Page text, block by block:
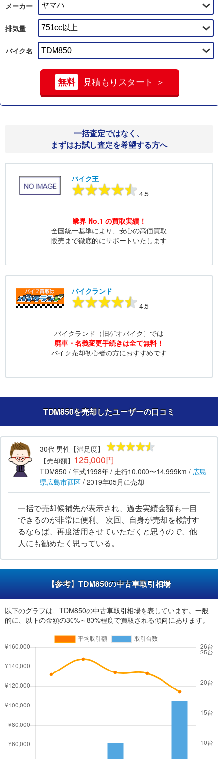
メーカー
排気量
バイク名
無料 見積もりスタート ＞
一括査定ではなく、
まずはお試し査定を希望する方へ
バイク王
4.5
業界 No.1 の買取実績！
全国統一基準により、安心の高価買取
販売まで徹底的にサポートいたします
バイクランド
4.5
バイクランド（旧ゲオバイク）では
廃車・名義変更手続きは全て無料！
バイク売却初心者の方におすすめです
TDM850を売却したユーザーの口コミ
30代 男性 【満足度】
【売却額】 125,000円
TDM850 / 年式1998年 / 走行10,000〜14,999km / 広島
県広島市西区 / 2019年05月 に売却
一括で売却候補先が表示され、過去実績金額も一目
できるのが非常に便利。 次回、自身が売却を検討す
るならば、再度活用させていただくと思うので、他
人にも勧めたく思っている。
【参考】TDM850の中古車取引相場
以下のグラフは、TDM850の中古車取引相場を表しています。一般
的に、以下の金額の30%～80%程度で買取される傾向にあります。